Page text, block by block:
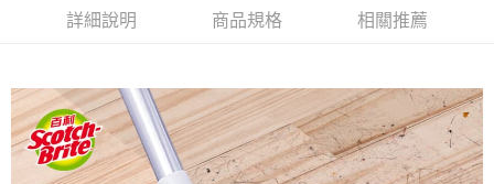
時審查核予不同之上限額度；若仍有額度不足之情形，本公司將視審查結果
請求用戶進行身份認證。
付款後寶雅門市自取(由倉庫統一出貨)
詳細說明 商品規格 相關推薦